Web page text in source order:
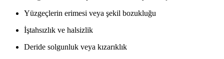
Yüzgeçlerin erimesi veya şekil bozukluğu
İştahsızlık ve halsizlik
Deride solgunluk veya kızarıklık